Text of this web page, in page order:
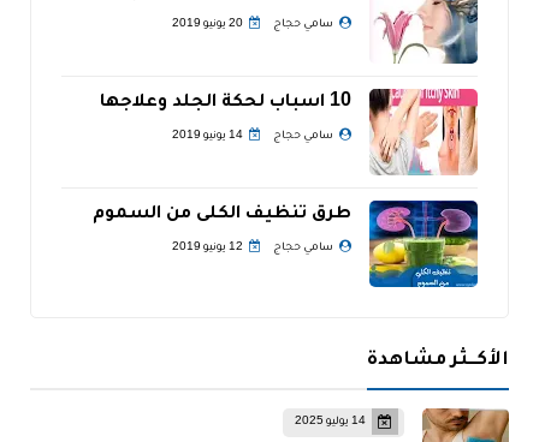
سامي حجاج 20 يونيو 2019
10 اسباب لحكة الجلد وعلاجها
سامي حجاج 14 يونيو 2019
طرق تنظيف الكلى من السموم
سامي حجاج 12 يونيو 2019
الأكــثر مشاهدة
14 يوليو 2025